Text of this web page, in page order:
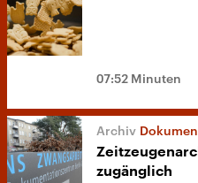
07:52 Minuten
zugänglich